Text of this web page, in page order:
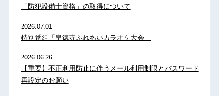
「防犯設備士資格」の取得について
2026.07.01
特別番組「皇徳寺ふれあいカラオケ大会」
2026.06.26
【重要】不正利用防止に伴うメール利用制限とパスワード
再設定のお願い